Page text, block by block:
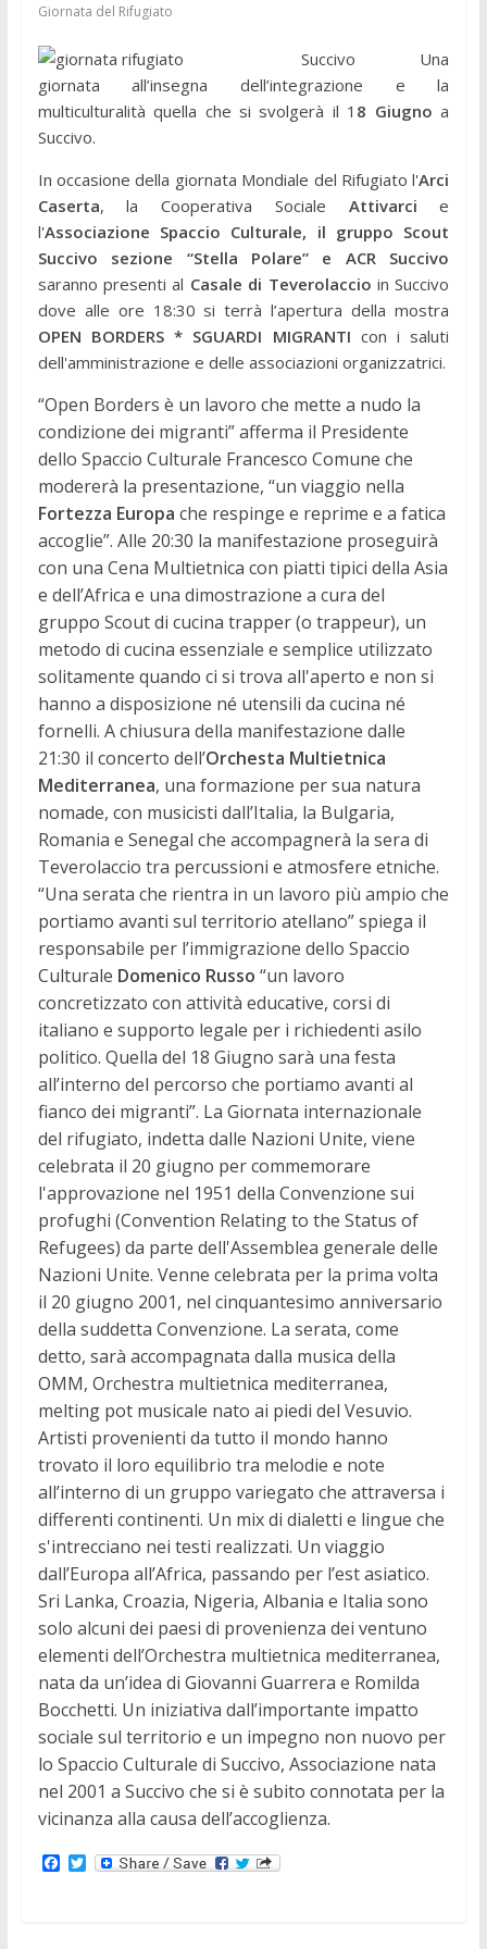
Giornata del Rifugiato
Succivo Una
giornata all’insegna dell’integrazione e la
multiculturalità quella che si svolgerà il 1 8 Giugnoa
Succivo.
In occasione della giornata Mondiale del Rifugiato l'Arci
Caserta, la Cooperativa Sociale Attivarci e
l'Associazione Spaccio Culturale, il gruppo Scout
Succivo sezione “Stella Polare” e ACR Succivo
saranno presenti al Casale di Teverolaccio in Succivo
dove alle ore 18:30 si terrà l’apertura della mostra
OPEN BORDERS * SGUARDI MIGRANTI con i saluti
dell'amministrazione e delle associazioni organizzatrici.
“Open Borders è un lavoro che mette a nudo la
condizione dei migranti” afferma il Presidente
dello Spaccio Culturale Francesco Comune che
modererà la presentazione, “un viaggio nella
Fortezza Europa che respinge e reprime e a fatica
accoglie”. Alle 20:30 la manifestazione proseguirà
con una Cena Multietnica con piatti tipici della Asia
e dell’Africa e una dimostrazione a cura del
gruppo Scout di cucina trapper (o trappeur), un
metodo di cucina essenziale e semplice utilizzato
solitamente quando ci si trova all'aperto e non si
hanno a disposizione né utensili da cucina né
fornelli. A chiusura della manifestazione dalle
21:30 il concerto dell’Orchesta Multietnica
Mediterranea, una formazione per sua natura
nomade, con musicisti dall’Italia, la Bulgaria,
Romania e Senegal che accompagnerà la sera di
Teverolaccio tra percussioni e atmosfere etniche.
“Una serata che rientra in un lavoro più ampio che
portiamo avanti sul territorio atellano” spiega il
responsabile per l’immigrazione dello Spaccio
Culturale Domenico Russo “un lavoro
concretizzato con attività educative, corsi di
italiano e supporto legale per i richiedenti asilo
politico. Quella del 18 Giugno sarà una festa
all’interno del percorso che portiamo avanti al
fianco dei migranti”. La Giornata internazionale
del rifugiato, indetta dalle Nazioni Unite, viene
celebrata il 20 giugno per commemorare
l'approvazione nel 1951 della Convenzione sui
profughi (Convention Relating to the Status of
Refugees) da parte dell'Assemblea generale delle
Nazioni Unite. Venne celebrata per la prima volta
il 20 giugno 2001, nel cinquantesimo anniversario
della suddetta Convenzione. La serata, come
detto, sarà accompagnata dalla musica della
OMM, Orchestra multietnica mediterranea,
melting pot musicale nato ai piedi del Vesuvio.
Artisti provenienti da tutto il mondo hanno
trovato il loro equilibrio tra melodie e note
all’interno di un gruppo variegato che attraversa i
differenti continenti. Un mix di dialetti e lingue che
s'intrecciano nei testi realizzati. Un viaggio
dall’Europa all’Africa, passando per l’est asiatico.
Sri Lanka, Croazia, Nigeria, Albania e Italia sono
solo alcuni dei paesi di provenienza dei ventuno
elementi dell’Orchestra multietnica mediterranea,
nata da un’idea di Giovanni Guarrera e Romilda
Bocchetti. Un iniziativa dall’importante impatto
sociale sul territorio e un impegno non nuovo per
lo Spaccio Culturale di Succivo, Associazione nata
nel 2001 a Succivo che si è subito connotata per la
vicinanza alla causa dell’accoglienza.
F
T